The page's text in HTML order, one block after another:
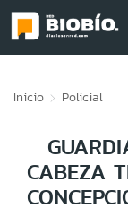
Inicio Policial
CABEZA